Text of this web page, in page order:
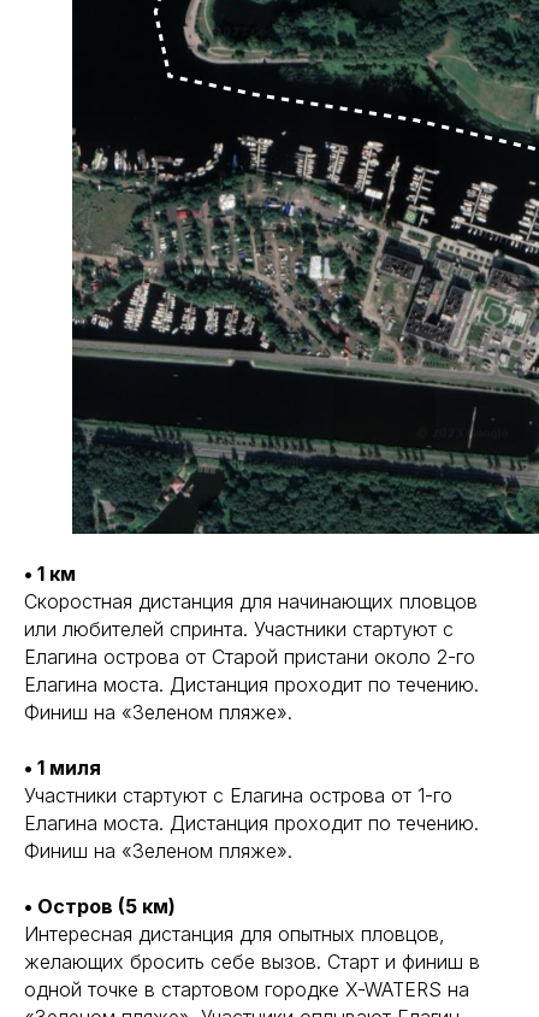
• 1 км
Скоростная дистанция для начинающих пловцов
или любителей спринта. Участники стартуют с
Елагина острова от Старой пристани около 2-го
Елагина моста. Дистанция проходит по течению.
Финиш на «Зеленом пляже».
• 1 миля
Участники стартуют с Елагина острова от 1-го
Елагина моста. Дистанция проходит по течению.
Финиш на «Зеленом пляже».
• Остров (5 км)
Интересная дистанция для опытных пловцов,
желающих бросить себе вызов. Старт и финиш в
одной точке в стартовом городке X-WATERS на